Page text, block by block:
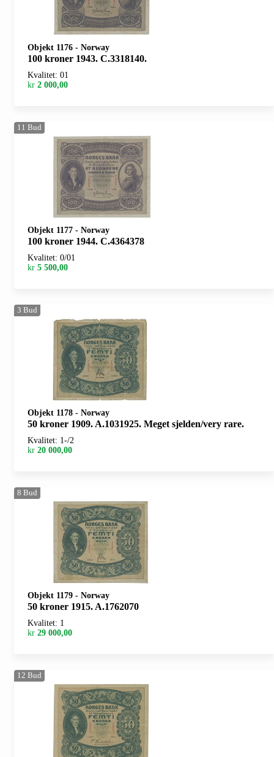
Objekt 1176 - Norway
100 kroner 1943. C.3318140.
Kvalitet: 01
kr 2 000,00
11 Bud
Objekt 1177 - Norway
100 kroner 1944. C.4364378
Kvalitet: 0/01
kr 5 500,00
3 Bud
Objekt 1178 - Norway
50 kroner 1909. A.1031925. Meget sjelden/very rare.
Kvalitet: 1-/2
kr 20 000,00
8 Bud
Objekt 1179 - Norway
50 kroner 1915. A.1762070
Kvalitet: 1
kr 29 000,00
12 Bud